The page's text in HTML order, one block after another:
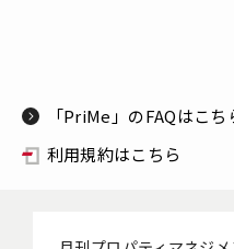
「PriMe」のFAQはこち
利用規約はこちら